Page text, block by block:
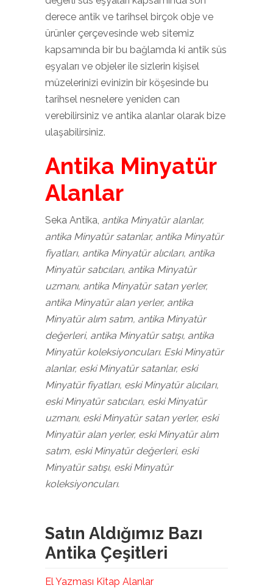
derece antik ve tarihsel birçok obje ve
ürünler çerçevesinde web sitemiz
kapsamında bir bu bağlamda ki antik süs
eşyaları ve objeler ile sizlerin kişisel
müzelerinizi evinizin bir köşesinde bu
tarihsel nesnelere yeniden can
verebilirsiniz ve antika alanlar olarak bize
ulaşabilirsiniz.
Antika Minyatür
Alanlar
Seka Antika, antika Minyatür alanlar,
antika Minyatür satanlar, antika Minyatür
fiyatları, antika Minyatür alıcıları, antika
Minyatür satıcıları, antika Minyatür
uzmanı, antika Minyatür satan yerler,
antika Minyatür alan yerler, antika
Minyatür alım satım, antika Minyatür
değerleri, antika Minyatür satışı, antika
Minyatür koleksiyoncuları. Eski Minyatür
alanlar, eski Minyatür satanlar, eski
Minyatür fiyatları, eski Minyatür alıcıları,
eski Minyatür satıcıları, eski Minyatür
uzmanı, eski Minyatür satan yerler, eski
Minyatür alan yerler, eski Minyatür alım
satım, eski Minyatür değerleri, eski
Minyatür satışı, eski Minyatür
koleksiyoncuları.
Satın Aldığımız Bazı
Antika Çeşitleri
El Yazması Kitap Alanlar